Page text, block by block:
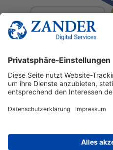
© 2025 Zander Digital